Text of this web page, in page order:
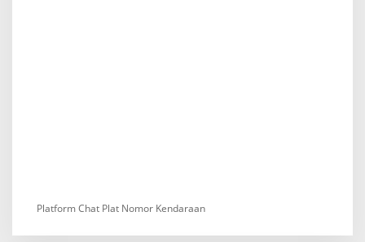
Platform Chat Plat Nomor Kendaraan